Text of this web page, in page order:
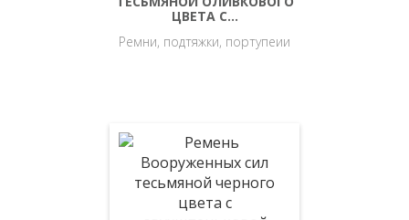
ЦВЕТА С…
Ремни, подтяжки, портупеии